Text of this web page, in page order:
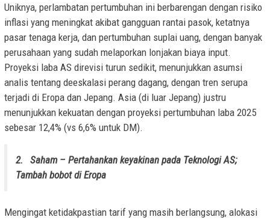
Uniknya, perlambatan pertumbuhan ini berbarengan dengan risiko
inflasi yang meningkat akibat gangguan rantai pasok, ketatnya
pasar tenaga kerja, dan pertumbuhan suplai uang, dengan banyak
perusahaan yang sudah melaporkan lonjakan biaya input.
Proyeksi laba AS direvisi turun sedikit, menunjukkan asumsi
analis tentang deeskalasi perang dagang, dengan tren serupa
terjadi di Eropa dan Jepang. Asia (di luar Jepang) justru
menunjukkan kekuatan dengan proyeksi pertumbuhan laba 2025
sebesar 12,4% (vs 6,6% untuk DM).
2. Saham – Pertahankan keyakinan pada Teknologi AS;
Tambah bobot di Eropa
Mengingat ketidakpastian tarif yang masih berlangsung, alokasi